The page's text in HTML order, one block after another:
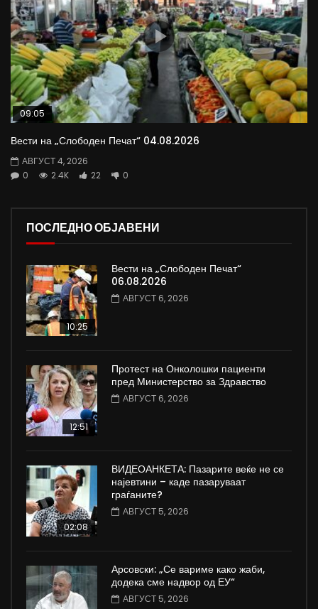
09:05
Вести на „Слободен Печат“ 04.08.2026
АВГУСТ 4, 2026
0
2.4K 22 0
ПОСЛЕДНО ОБЈАВЕНИ
10:25
Вести на „Слободен Печат“
06.08.2026
АВГУСТ 6, 2026
12:51
Протест на Онколошки пациенти
пред Министерство за Здравство
АВГУСТ 6, 2026
02:08
ВИДЕОАНКЕТА: Пазарите веќе не се
најевтини – каде пазаруваат
граѓаните?
АВГУСТ 5, 2026
Арсовски: „Се вариме како жаби,
додека сме надвор од ЕУ“
АВГУСТ 5, 2026